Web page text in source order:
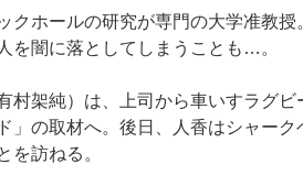
ホールの研究が専門の大学准教授
を闇に落としてしまうことも…。
架純）は、上司から車いすラグビ
」の取材へ。後日、人香はシャー
を訪ねる。